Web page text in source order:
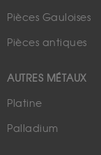
Pièces Gauloises
Pièces antiques
AUTRES MÉTAUX
Platine
Palladium